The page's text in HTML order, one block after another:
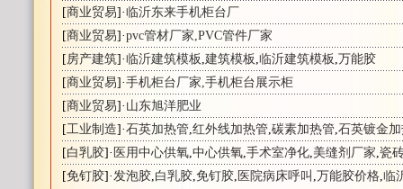
[商业贸易]·临沂东来手机柜台厂
[商业贸易]·pvc管材厂家,PVC管件厂家
[房产建筑]·临沂建筑模板 ,建筑模板 ,临沂建筑模板 ,万能胶
[商业贸易]·手机柜台厂家,手机柜台展示柜
[商业贸易]· 山东旭洋肥业
[工业制造]·石英加热管,红外线加热管,碳素加热管,石英镀金
[白乳胶]· 医用中心供氧,中心供氧,手术室净化,美缝剂厂家,瓷
[免钉胶]·发泡胶,白乳胶,免钉胶, 医院病床呼叫 ,万能胶价格,临